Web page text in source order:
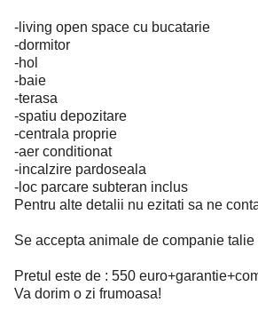
-living open space cu bucatarie
-dormitor
-hol
-baie
-terasa
-spatiu depozitare
-centrala proprie
-aer conditionat
-incalzire pardoseala
-loc parcare subteran inclus
Pentru alte detalii nu ezitati sa ne
Se accepta animale de companie talie
Pretul este de : 550
Va dorim o zi frumoasa!